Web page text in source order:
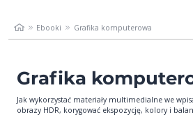
Ebooki Grafika komputerowa
Grafika
Jak wykorzystać materiały multimedialne we
obrazy HDR, korygować ekspozycję, kolory i